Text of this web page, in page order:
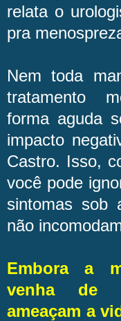
relata o
pra
Nem toda
tratamento
forma aguda
impacto
Castro. Isso,
você pode
sintomas sob
não
Embora a
venha de
ameaçam a